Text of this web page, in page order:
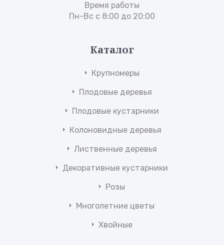
Время работы
Пн-Вс с 8:00 до 20:00
Каталог
Крупномеры
Плодовые деревья
Плодовые кустарники
Колоновидные деревья
Лиственные деревья
Декоративные кустарники
Розы
Многолетние цветы
Хвойные